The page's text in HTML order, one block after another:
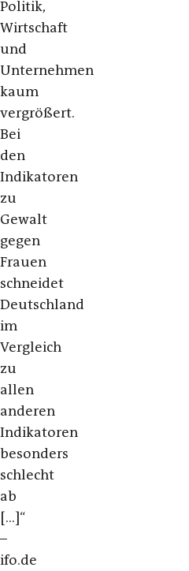
Politik,
Wirtschaft
und
Unternehmen
kaum
vergrößert.
Bei
den
Indikatoren
zu
Gewalt
gegen
Frauen
schneidet
Deutschland
im
Vergleich
zu
allen
anderen
Indikatoren
besonders
schlecht
ab
[...]“
–
ifo.de